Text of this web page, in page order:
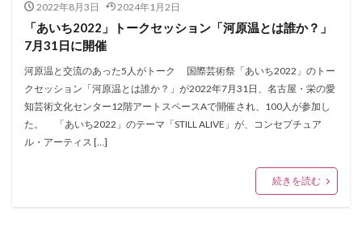
2022年8月3日 2024年1月2日
「あいち2022」トークセッション「河原温とは誰か？」
7月31日に開催
河原温と交流のあった5人がトーク 国際芸術祭「あいち2022」のトー
クセッション「河原温とは誰か？」が2022年7月31日、名古屋・栄の愛
知芸術文化センター12階アートスペースAで開催され、100人が参加し
た。 「あいち2022」のテーマ「STILL ALIVE」が、コンセプチュア
ル・アーティス […]
続きを読む